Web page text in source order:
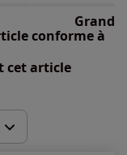
Grand
conforme à
cet article